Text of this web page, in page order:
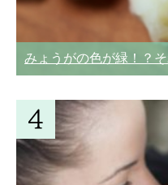
みょうがの色が緑！？